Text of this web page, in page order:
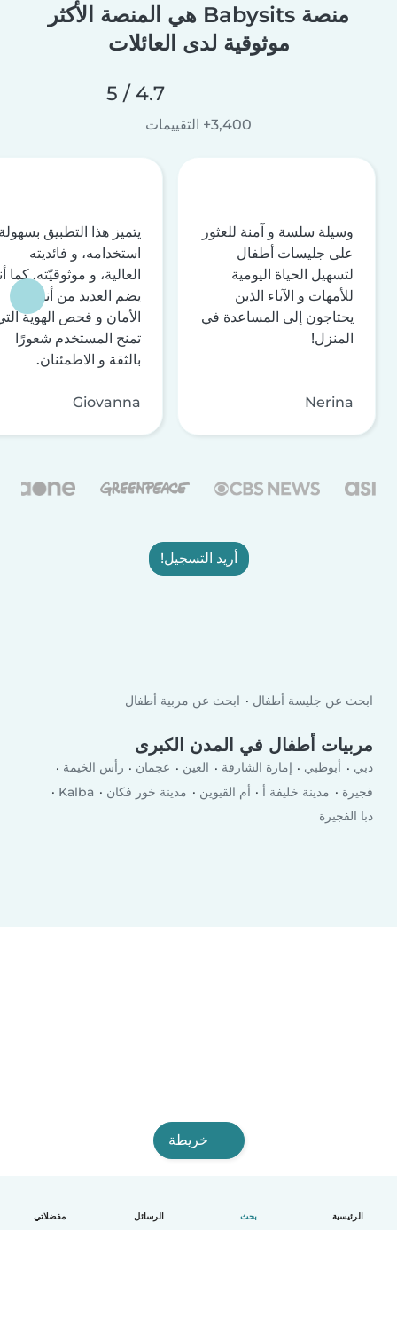
الرئيسية بحث الرسائل مفضلاتي
منصة Babysits هي المنصة الأكثر
موثوقية لدى العائلات
4.7 / 5
3,400+ التقييمات
وسيلة سلسة و آمنة للعثور
على جليسات أطفال
لتسهيل الحياة اليومية
للأمهات و الآباء الذين
يحتاجون إلى المساعدة في
المنزل!
Nerina
يتميز هذا التطبيق
استخدامه، و فائديته
العالية، و موثوقيّته. كما
يضم العديد من أنظمة
الأمان و فحص الهوية
تمنح المستخدم شعورًا
بالثقة و الاطمئنان.
Giovanna
أريد التسجيل!
ابحث عن جليسة أطفال ابحث عن مربية أطفال
مربيات أطفال في المدن الكبرى
دبي أبوظبي إمارة الشارقة العين عجمان
رأس الخيمة
فجيرة
مدينة خليفة أ أم القيوين مدينة خور فكان
Kalbā
دبا الفجيرة
خريطة